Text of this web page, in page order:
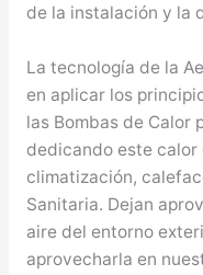
de la instalación y la
La tecnología de la
en aplicar los
las Bombas de Calor
dedicando este calor
climatización,
Sanitaria. Dejan
aire del entorno
aprovecharla en